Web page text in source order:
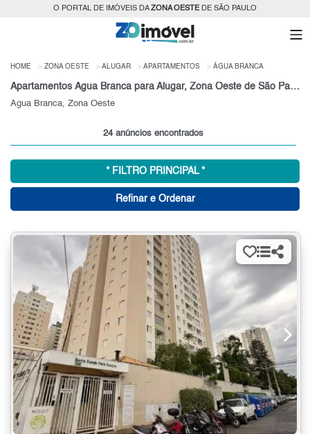
O PORTAL DE IMÓVEIS DAZONA OESTEDE SÃO PAULO
HOME ZONA OESTE ALUGAR APARTAMENTOS ÁGUA BRANCA
Apartamentos Água Branca para Alugar, Zona Oeste de São Paulo
Água Branca, Zona Oeste
24 anúncios encontrados
* FILTRO PRINCIPAL *
Refinar e Ordenar